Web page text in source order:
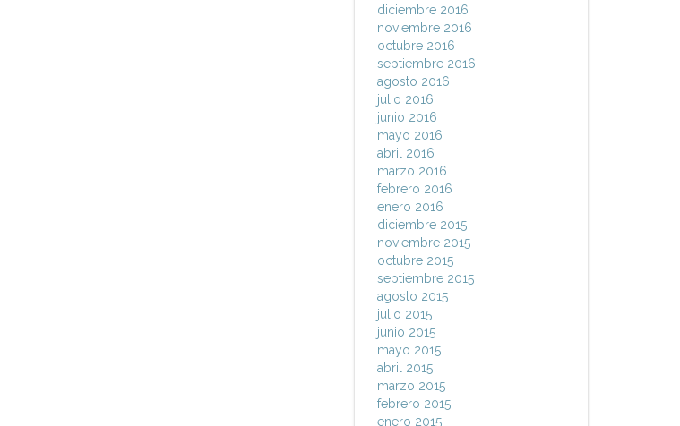
diciembre 2016
noviembre 2016
octubre 2016
septiembre 2016
agosto 2016
julio 2016
junio 2016
mayo 2016
abril 2016
marzo 2016
febrero 2016
enero 2016
diciembre 2015
noviembre 2015
octubre 2015
septiembre 2015
agosto 2015
julio 2015
junio 2015
mayo 2015
abril 2015
marzo 2015
febrero 2015
enero 2015